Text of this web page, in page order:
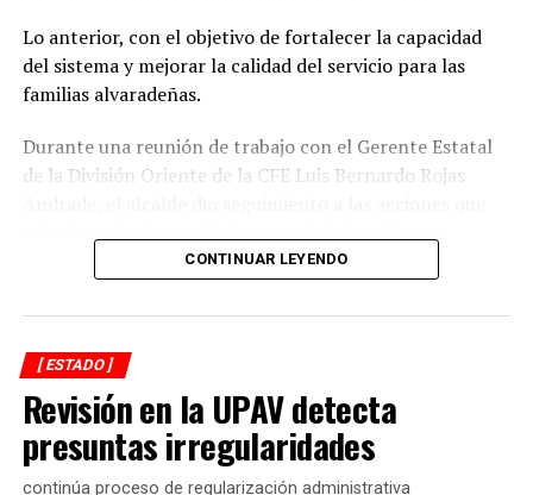
Lo anterior, con el objetivo de fortalecer la capacidad
del sistema y mejorar la calidad del servicio para las
familias alvaradeñas.
Durante una reunión de trabajo con el Gerente Estatal
de la División Oriente de la CFE Luis Bernardo Rojas
comunidades, colonias y la zona centro de la
mantenimiento, modernización y fortalecimiento de la
red eléctrica.
En ese sentido, el representante de CFE informó que las
interrupciones programadas en el suministro de energía
registradas en los últimos días obedecen a maniobras
técnicas indispensables para la ejecución de estas obras,
CONTINUAR LEYENDO
[ ESTADO ]
Revisión en la UPAV detecta
presuntas irregularidades
continúa proceso de regularización administrativa